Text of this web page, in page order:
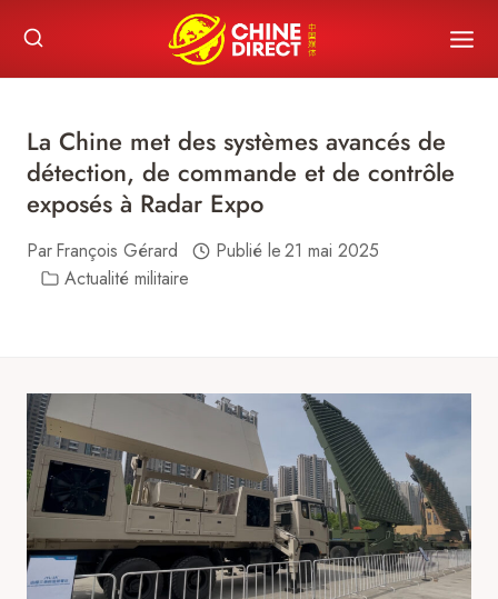
content
La Chine met des systèmes avancés de
détection, de commande et de contrôle
exposés à Radar Expo
ParFrançois Gérard Publié le21 mai 2025
Actualité militaire